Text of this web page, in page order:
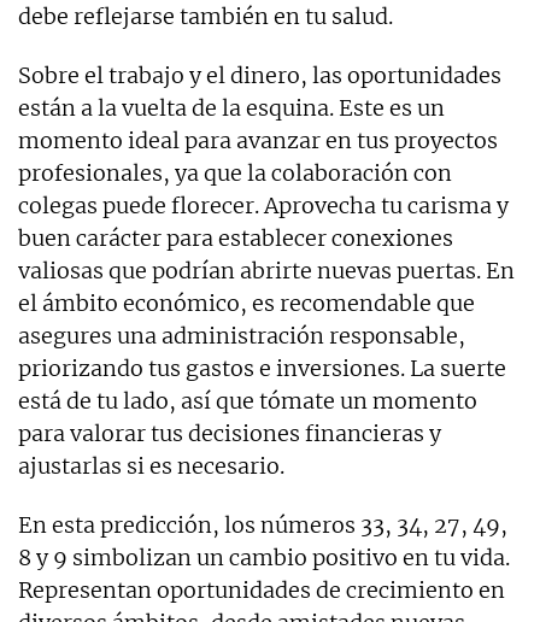
debe reflejarse también en tu salud.
Sobre el trabajo y el dinero, las oportunidades
están a la vuelta de la esquina. Este es un
momento ideal para avanzar en tus proyectos
profesionales, ya que la colaboración con
colegas puede florecer. Aprovecha tu carisma y
buen carácter para establecer conexiones
valiosas que podrían abrirte nuevas puertas. En
el ámbito económico, es recomendable que
asegures una administración responsable,
priorizando tus gastos e inversiones. La suerte
está de tu lado, así que tómate un momento
para valorar tus decisiones financieras y
ajustarlas si es necesario.
En esta predicción, los números 33, 34, 27, 49,
8 y 9 simbolizan un cambio positivo en tu vida.
Representan oportunidades de crecimiento en